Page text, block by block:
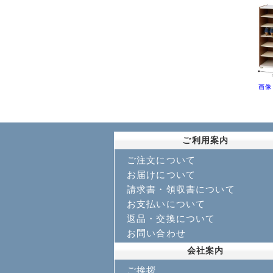
画像
ご利用案内
ご注文について
お届けについて
請求書・領収書について
お支払いについて
返品・交換について
お問い合わせ
会社案内
ご挨拶